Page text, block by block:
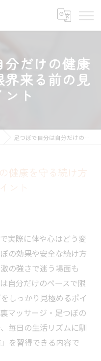
だけの健康
界来る前の見
ト
足つぼで自分は自分だけの健康を守る続け方と限界来る前の見極めポイント
健康を守る続け方
ント
実際に体や心はどう変
の効果や安全な続け方
の強さで迷う場面も
自分だけのペースで限
しっかり見極めるポイ
マッサージ・足つぼの
毎日の生活リズムに馴
を習得できる内容で